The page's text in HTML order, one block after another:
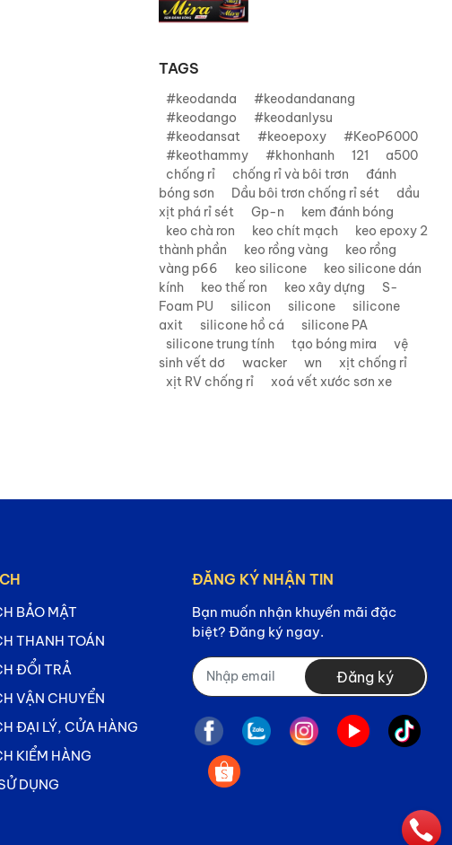
TAGS
#keodanda
#keodandanang
#keodango
#keodanlysu
#keodansat
#keoepoxy
#KeoP6000
#keothammy
#khonhanh 121
a500
chống rỉ
chống rỉ và bôi trơn
đánh
bóng sơn
Dầu bôi trơn chống rỉ sét
dầu
xịt phá rỉ sét
Gp-n
kem đánh bóng
keo chà ron
keo chít mạch
keo epoxy 2
thành phần
keo rồng vàng
keo rồng
vàng p66
keo silicone
keo silicone dán
kính
keo thế ron keo xây dựng
S-
Foam PU
silicon silicone
silicone
axit
silicone hồ cá
silicone PA
silicone trung tính
tạo bóng mira
vệ
sinh vết dơ
wacker wn
xịt chống rỉ
xịt RV chống rỉ
xoá vết xước sơn xe
BẢO MẬT
THANH TOÁN
ĐỔI TRẢ
VẬN CHUYỂN
ĐẠI LÝ, CỬA HÀNG
KIỂM HÀNG
DỤNG
ĐĂNG KÝ NHẬN TIN
Bạn muốn nhận khuyến mãi đặc
biệt? Đăng ký ngay.
Đăng ký